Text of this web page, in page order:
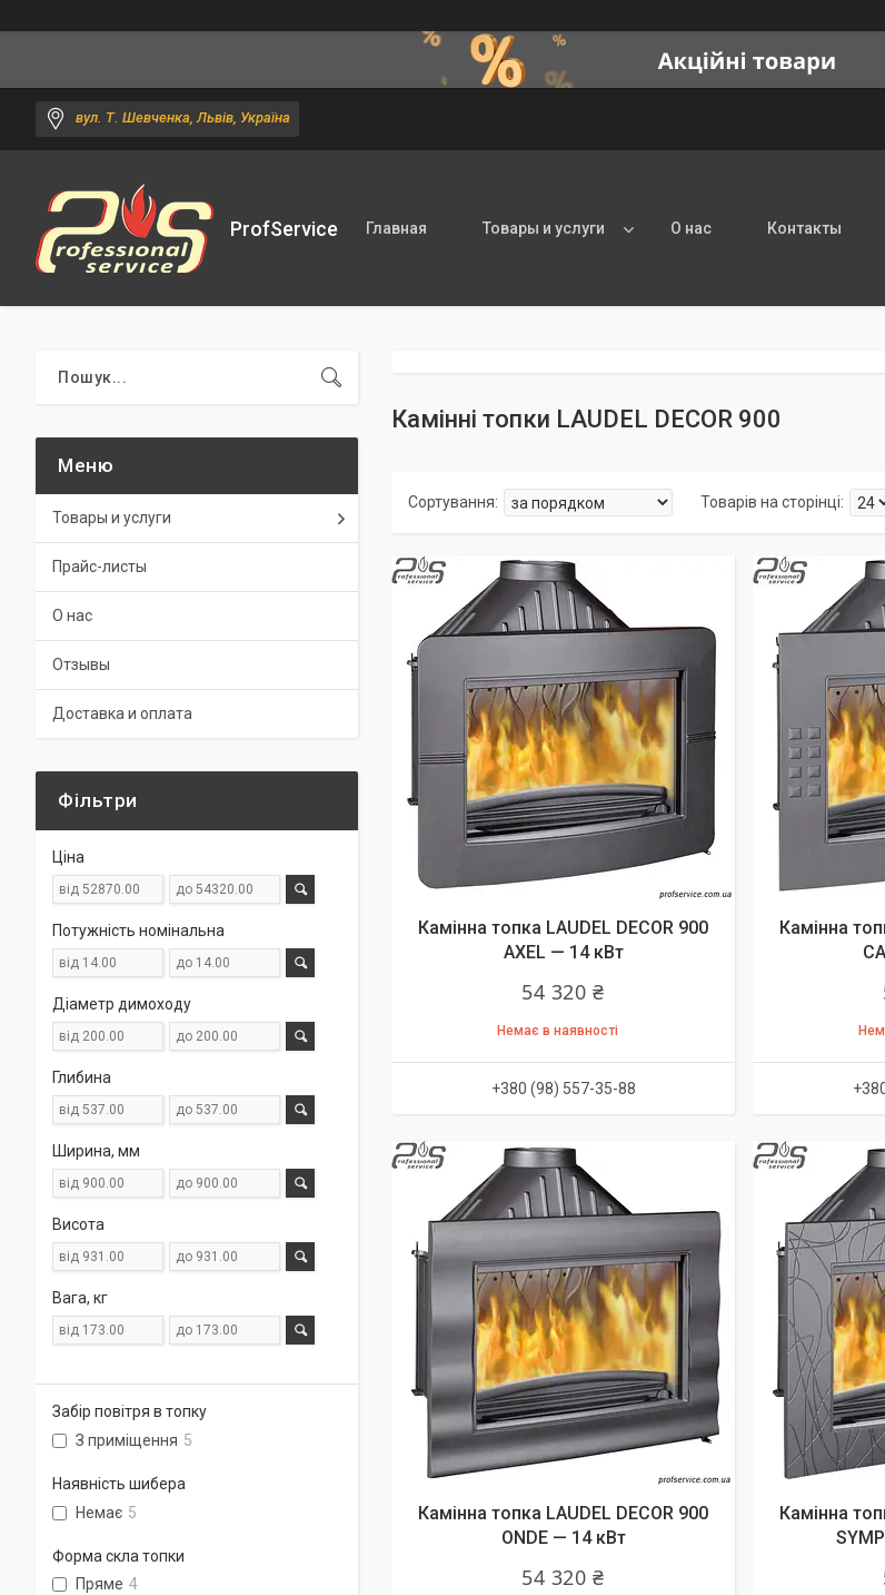
вул. Т. Шевченка, Львів, Україна
ProfService Главная Товары и услуги О нас Контакты
Камінні топки LAUDEL DECOR 900
Камінна топка LAUDEL DECOR 900
AXEL — 14 кВт
54 320 ₴
Немає в наявності
+380 (98) 557-35-88
Камінна
Камінна топка LAUDEL DECOR 900
ONDE — 14 кВт
54 320 ₴
Камінна
Товары и услуги
Прайс-листы
О нас
Отзывы
Доставка и оплата
Фільтри
Ціна
Потужність номінальна
Діаметр димоходу
Глибина
Ширина, мм
Висота
Вага, кг
Забір повітря в топку
З приміщення 5
Наявність шибера
Немає 5
Форма скла топки
Пряме 4